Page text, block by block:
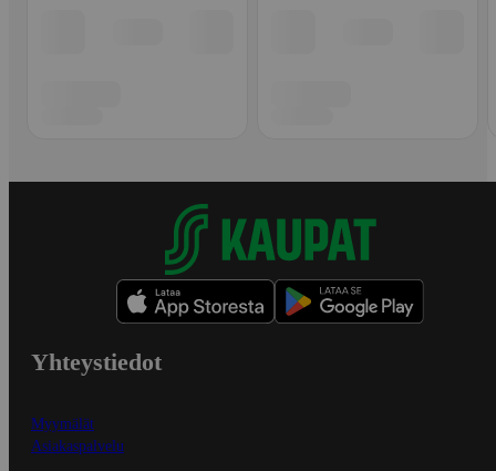
Yhteystiedot
Myymälät
Asiakaspalvelu